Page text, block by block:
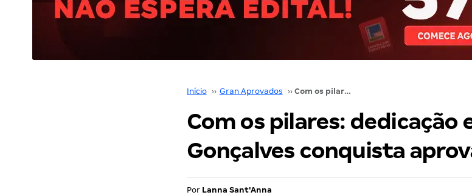
Início ›› Gran Aprovados ›› Com os pilares: dedicação e fé, Rafael Gonçalves conquista aprovação na PRF!
Com os pilares: dedicação
Gonçalves conquista
Por Lanna Sant'Anna